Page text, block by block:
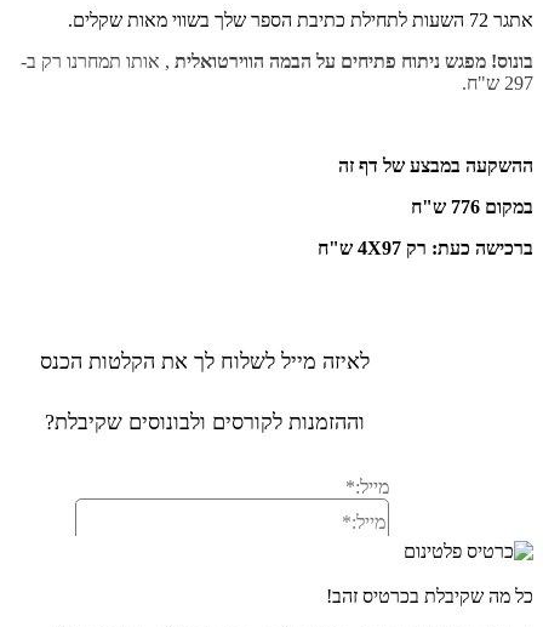
אתגר 72 השעות לתחילת כתיבת הספר שלך בשווי מאות שקלים.
בונוס! מפגש ניתוח פתיחים על הבמה הווירטואלית
297 ש"ח.
ההשקעה במבצע של דף זה
במקום 776 ש"ח
ברכישה כעת: רק 4X97 ש"ח
כל מה שקיבלת בכרטיס זהב!